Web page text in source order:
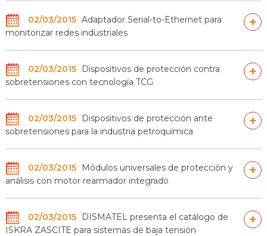
02/03/2015 Adaptador Serial-to-Ethernet para
monitorizar redes industriales
+
02/03/2015
Dispositivos de protección contra
sobretensiones con tecnología TCG
+
02/03/2015
Dispositivos de protección ante
sobretensiones para la industria petroquímica
+
02/03/2015
Módulos universales de protección y
análisis con motor rearmador integrado
+
02/03/2015
DISMATEL presenta el catálogo de
ISKRA ZASCITE para sistemas de baja tensión
+